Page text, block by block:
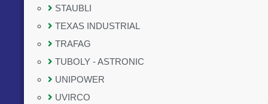
STAUBLI
TEXAS INDUSTRIAL
TRAFAG
TUBOLY - ASTRONIC
UNIPOWER
UVIRCO